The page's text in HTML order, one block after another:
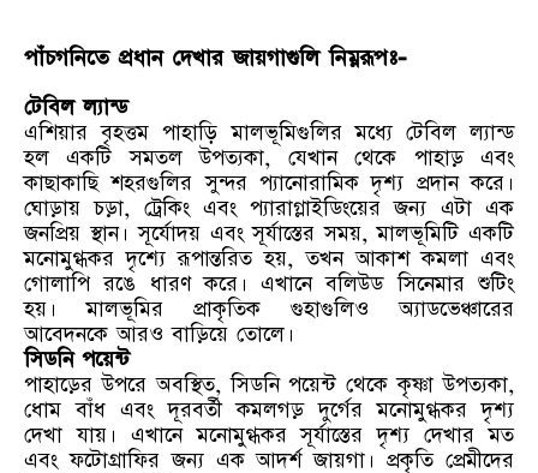
পাঁচগনিতে প্রধান দেখার জায়গাগুলি নিম্নরূপঃ-
টেবিল ল্যান্ড
এশিয়ার বৃহত্তম পাহাড়ি মালভূমিগুলির মধ্যে টেবিল ল্যান্ড
হল একটি সমতল উপত্যকা, যেখান থেকে পাহাড় এবং
কাছাকাছি শহরগুলির সুন্দর প্যানোরামিক দৃশ্য প্রদান করে।
ঘোড়ায় চড়া, ট্রেকিং এবং প্যারাগ্লাইডিংয়ের জন্য এটা এক
জনপ্রিয় স্থান। সূর্যোদয় এবং সূর্যাস্তের সময়, মালভূমিটি একটি
মনোমুগ্ধকর দৃশ্যে রূপান্তরিত হয়, তখন আকাশ কমলা এবং
গোলাপি রঙে ধারণ করে। এখানে বলিউড সিনেমার শুটিং
হয়। মালভূমির প্রাকৃতিক গুহাগুলিও অ্যাডভেঞ্চারের
আবেদনকে আরও বাড়িয়ে তোলে।
সিডনি পয়েন্ট
পাহাড়ের উপরে অবস্থিত, সিডনি পয়েন্ট থেকে কৃষ্ণা উপত্যকা,
ধোম বাঁধ এবং দূরবর্তী কমলগড় দুর্গের মনোমুগ্ধকর দৃশ্য
দেখা যায়। এখানে মনোমুগ্ধকর সূর্যাস্তের দৃশ্য দেখার মত
এবং ফটোগ্রাফির জন্য এক আদর্শ জায়গা। প্রকৃতি প্রেমীদের